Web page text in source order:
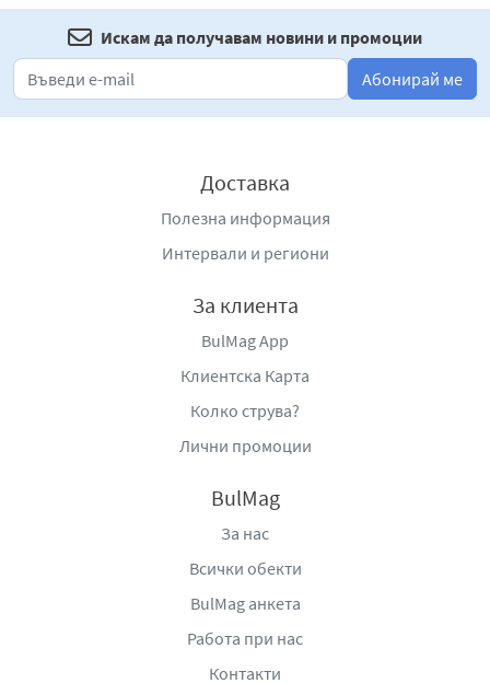
Искам да получавам новини и промоции
Абонирай ме
Доставка
Полезна информация
Интервали и региони
За клиента
BulMag App
Клиентска Карта
Колко струва?
Лични промоции
BulMag
За нас
Всички обекти
BulMag анкета
Работа при нас
Контакти